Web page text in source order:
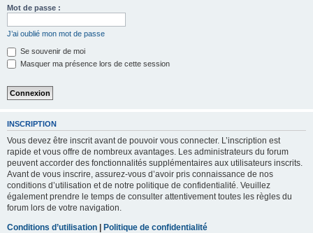
Mot de passe :
J’ai oublié mon mot de passe
Se souvenir de moi
Masquer ma présence lors de cette session
INSCRIPTION
Vous devez être inscrit avant de pouvoir vous connecter. L’inscription est
rapide et vous offre de nombreux avantages. Les administrateurs du forum
peuvent accorder des fonctionnalités supplémentaires aux utilisateurs inscrits.
Avant de vous inscrire, assurez-vous d’avoir pris connaissance de nos
conditions d’utilisation et de notre politique de confidentialité. Veuillez
également prendre le temps de consulter attentivement toutes les règles du
forum lors de votre navigation.
Conditions d’utilisation | Politique de confidentialité